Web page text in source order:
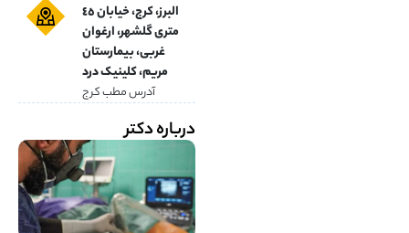
البرز، کرج، خیابان ٤٥
متری گلشهر، ارغوان
غربی، بیمارستان
مریم، کلینیک درد
آدرس مطب کرج
درباره دکتر